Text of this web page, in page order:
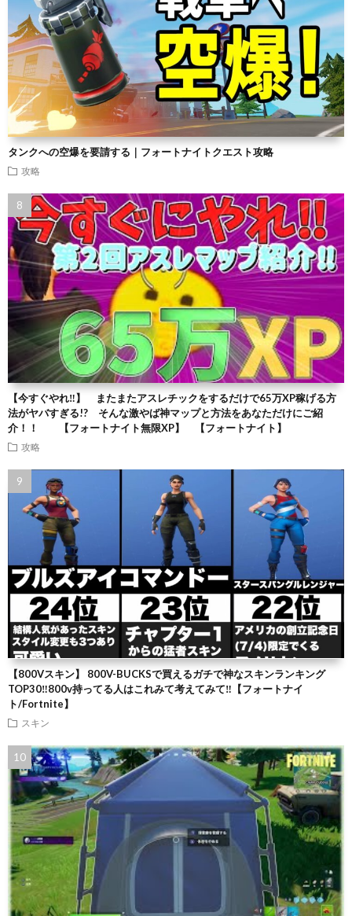
タンクへの空爆を要請する｜フォートナイトクエスト攻略
攻略
【今すぐやれ‼】 またまたアスレチックをするだけで65万XP稼げる方
法がヤバすぎる!? そんな激やば神マップと方法をあなただけにご紹
介！！ 【フォートナイト無限XP】 【フォートナイト】
攻略
【800Vスキン】 800V-BUCKSで買えるガチで神なスキンランキング
TOP30‼️800v持ってる人はこれみて考えてみて‼️【フォートナイ
ト/Fortnite】
スキン